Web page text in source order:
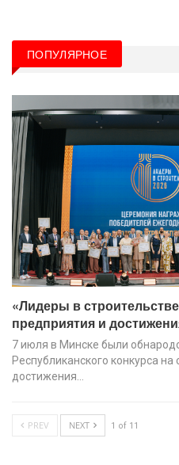
ПОПУЛЯРНОЕ
«Лидеры в
предприятия и
7 июля в Минске были
Республиканского конкурса
достижения…
PREV NEXT 1 of 11